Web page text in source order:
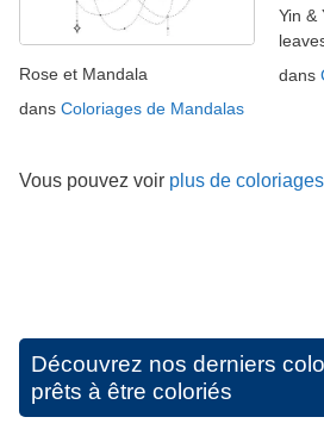
Rose et Mandala
dans Coloriages de Mandalas
Yin &
dans
Vous pouvez voir plus de
Découvrez nos derniers
prêts à être coloriés